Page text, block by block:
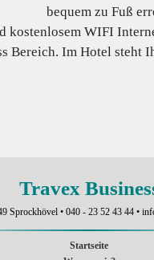
bequem zu Fuß
WIFI
Bereich. Im Hotel steht
Travex
Sprockhövel • 040 - 23 52 43 44 •
Startseite